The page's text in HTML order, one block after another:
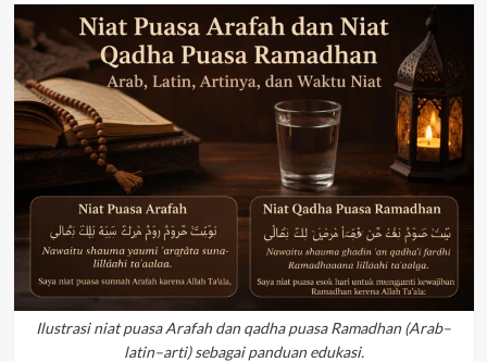
Ilustrasi niat puasa Arafah dan qadha puasa Ramadhan (Arab–
latin–arti) sebagai panduan edukasi.